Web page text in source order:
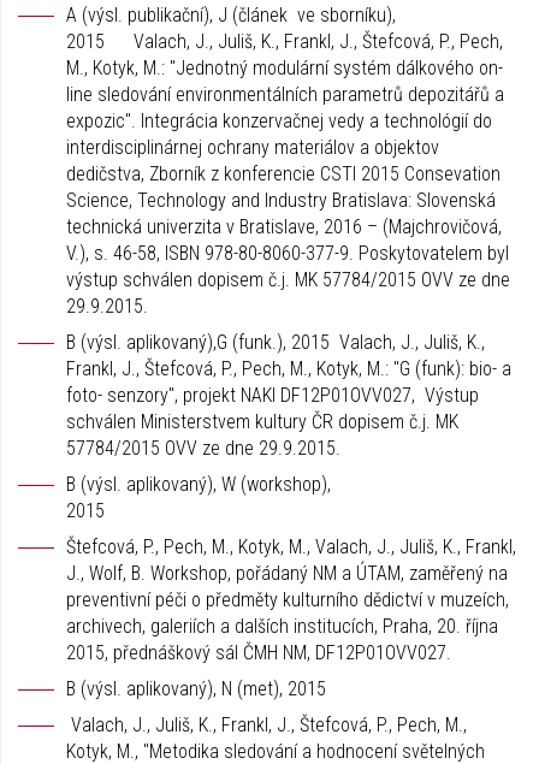
A (výsl. publikační), J (článek ve sborníku),
2015 Valach, J., Juliš, K., Frankl, J., Štefcová, P., Pech,
M., Kotyk, M.: "Jednotný modulární systém dálkového on-
line sledování environmentálních parametrů depozitářů a
expozic". Integrácia konzervačnej vedy a technológií do
interdisciplinárnej ochrany materiálov a objektov
dedičstva, Zborník z konferencie CSTI 2015 Consevation
Science, Technology and Industry Bratislava: Slovenská
technická univerzita v Bratislave, 2016 – (Majchrovičová,
V.), s. 46-58, ISBN 978-80-8060-377-9. Poskytovatelem byl
výstup schválen dopisem č.j. MK 57784/2015 OVV ze dne
29.9.2015.
B (výsl. aplikovaný),G (funk.), 2015 Valach, J., Juliš, K.,
Frankl, J., Štefcová, P., Pech, M., Kotyk, M.: "G (funk): bio- a
foto- senzory", projekt NAKI DF12P01OVV027, Výstup
schválen Ministerstvem kultury ČR dopisem č.j. MK
57784/2015 OVV ze dne 29.9.2015.
B (výsl. aplikovaný), W (workshop),
2015
Štefcová, P., Pech, M., Kotyk, M., Valach, J., Juliš, K., Frankl,
J., Wolf, B. Workshop, pořádaný NM a ÚTAM, zaměřený na
preventivní péči o předměty kulturního dědictví v muzeích,
archivech, galeriích a dalších institucích, Praha, 20. října
2015, přednáškový sál ČMH NM, DF12P01OVV027.
B (výsl. aplikovaný), N (met), 2015
Valach, J., Juliš, K., Frankl, J., Štefcová, P., Pech, M.,
Kotyk, M., "Metodika sledování a hodnocení světelných